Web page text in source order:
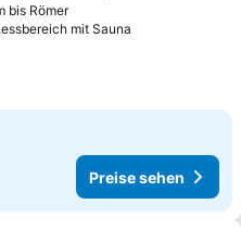
bis Römer
mit Sauna
Preise sehen